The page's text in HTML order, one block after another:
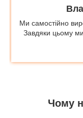
Ми самостійно
Завдяки цьому
Чому